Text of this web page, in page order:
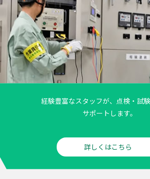
経験豊富なスタッフが、点検・試
サポートします。
詳しくはこちら